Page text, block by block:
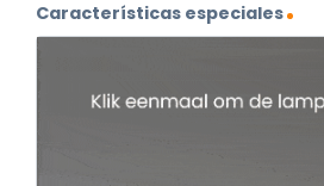
Características especiales